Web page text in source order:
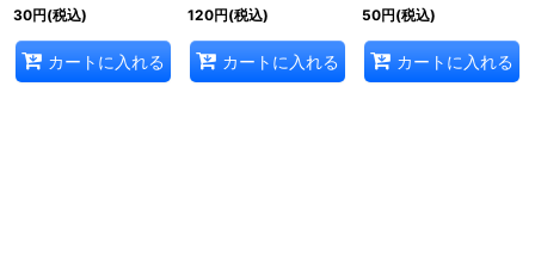
30円(税込)
カートに入れる
120円(税込)
カートに入れる
50円(税込)
カートに入れる